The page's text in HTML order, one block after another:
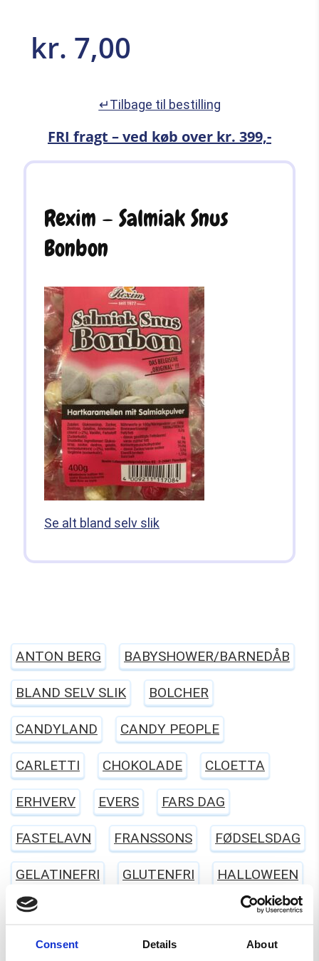
Consent Details About
kr. 7,00
↵Tilbage til bestilling
FRI fragt – ved køb over kr. 399,-
Rexim – Salmiak Snus
Bonbon
Se alt bland selv slik
ANTON BERG BABYSHOWER/BARNEDÅB
BLAND SELV SLIK BOLCHER
CANDYLAND CANDY PEOPLE
CARLETTI CHOKOLADE CLOETTA
ERHVERV EVERS FARS DAG
FASTELAVN FRANSSONS FØDSELSDAG
GELATINEFRI GLUTENFRI HALLOWEEN
HARIBO LAKRIDS
LAKTOSEFRI MALACO MAOAM